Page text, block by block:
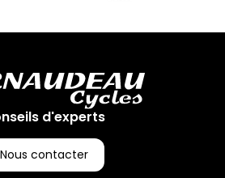
toute question, n'hésitez pas à
d'experts
Nous contacter